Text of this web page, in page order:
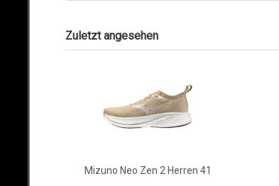
Zuletzt angesehen
Mizuno Neo Zen 2 Herren 41